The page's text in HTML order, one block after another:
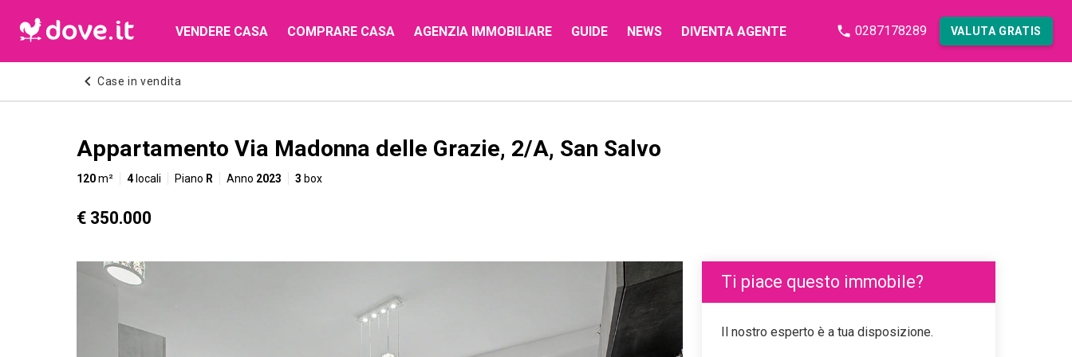
VENDERE CASA COMPRARE CASA AGENZIA IMMOBILIARE GUIDE NEWS DIVENTA AGENTE 0287178289 VALUTA GRATIS
Case in vendita
Appartamento Via Madonna delle Grazie, 2/A, San Salvo
120m² 4locali Piano R Anno 2023 3 box
€ 350.000
Ti piace questo immobile?
Il nostro esperto è a tua disposizione.